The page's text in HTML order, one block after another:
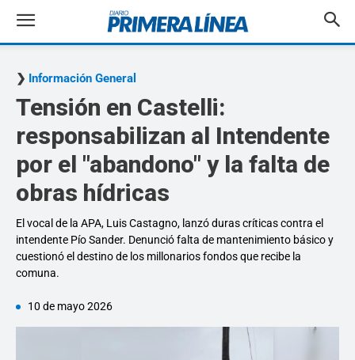
Información General
Tensión en Castelli:
responsabilizan al Intendente
por el "abandono" y la falta de
obras hídricas
El vocal de la APA, Luis Castagno, lanzó duras críticas contra el
intendente Pío Sander. Denunció falta de mantenimiento básico y
cuestionó el destino de los millonarios fondos que recibe la
comuna.
10 de mayo 2026